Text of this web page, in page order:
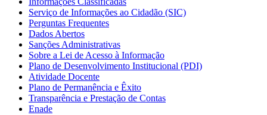
Serviço de Informações ao Cidadão (SIC)
Perguntas Frequentes
Dados Abertos
Sanções Administrativas
Sobre a Lei de Acesso à Informação
Plano de Desenvolvimento Institucional (PDI)
Atividade Docente
Plano de Permanência e Êxito
Transparência e Prestação de Contas
Enade